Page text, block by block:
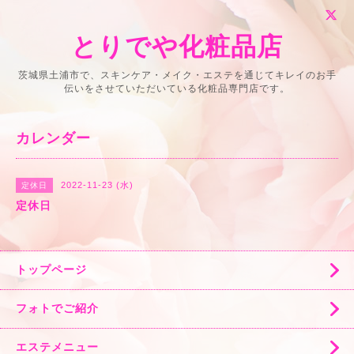
とりでや化粧品店
茨城県土浦市で、スキンケア・メイク・エステを通じてキレイのお手
伝いをさせていただいている化粧品専門店です。
カレンダー
定休日 2022-11-23 (水)
定休日
トップページ
フォトでご紹介
エステメニュー